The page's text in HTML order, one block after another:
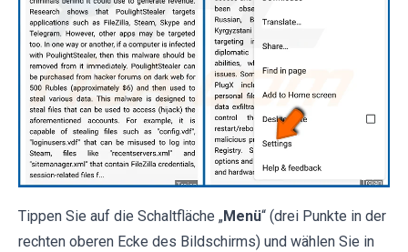
Tippen Sie auf die Schaltfläche „Menü“ (drei Punkte in der
rechten oberen Ecke des Bildschirms) und wählen Sie in